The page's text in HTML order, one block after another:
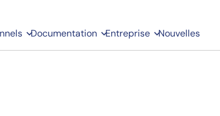
Documentation Entreprise Nouvelles